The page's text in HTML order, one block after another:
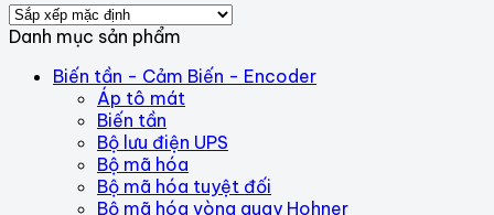
Danh mục sản phẩm
Biến tần - Cảm Biến - Encoder
Áp tô mát
Biến tần
Bộ lưu điện UPS
Bộ mã hóa
Bộ mã hóa tuyệt đối
Bộ mã hóa vòng quay Hohner